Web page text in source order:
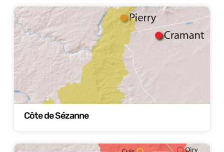
Côte de Sézanne